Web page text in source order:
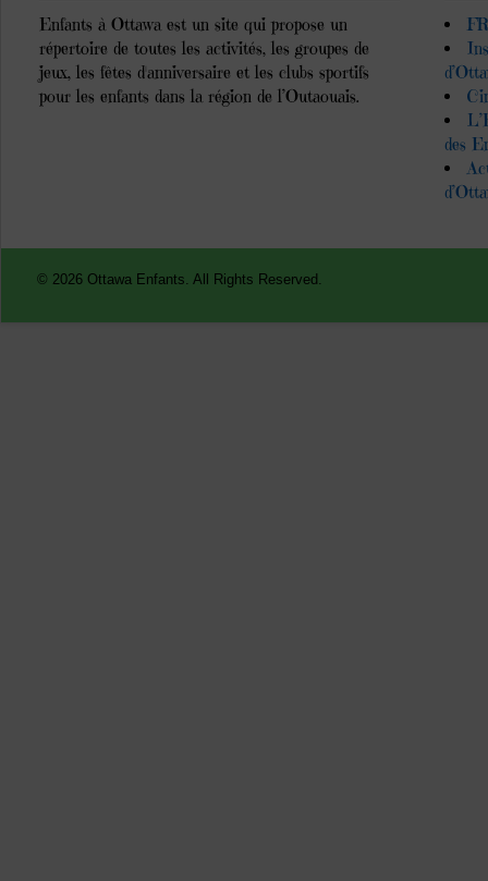
Enfants à Ottawa est un site qui propose un
répertoire de toutes les activités, les groupes de
jeux, les fêtes d'anniversaire et les clubs sportifs
pour les enfants dans la région de l’Outaouais.
des
© 2026 Ottawa Enfants. All Rights Reserved.